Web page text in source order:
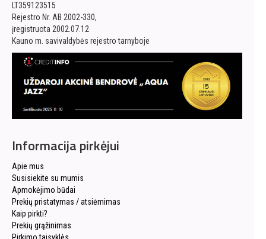
LT359123515
Rejestro Nr. AB 2002-330,
įregistruota 2002.07.12
Kauno m. savivaldybės rejestro tarnyboje
Informacija pirkėjui
Apie mus
Susisiekite su mumis
Apmokėjimo būdai
Prekių pristatymas / atsiėmimas
Kaip pirkti?
Prekių grąžinimas